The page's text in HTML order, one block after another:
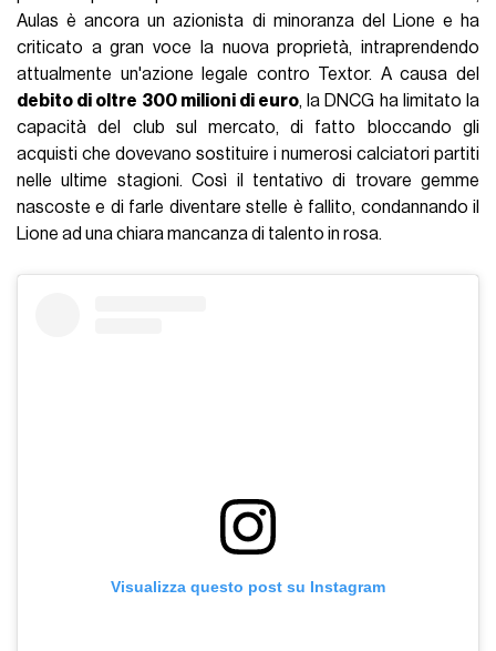
Aulas è ancora un azionista di minoranza del Lione e ha
criticato a gran voce la nuova proprietà, intraprendendo
attualmente un'azione legale contro Textor. A causa del
debito di oltre 300 milioni di euro, la DNCG ha limitato la
capacità del club sul mercato, di fatto bloccando gli
acquisti che dovevano sostituire i numerosi calciatori partiti
nelle ultime stagioni. Così il tentativo di trovare gemme
nascoste e di farle diventare stelle è fallito, condannando il
Lione ad una chiara mancanza di talento in rosa.
Visualizza questo post su Instagram